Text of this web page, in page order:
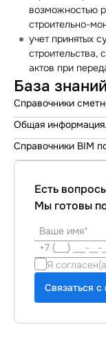
возможностью
строительно-
учет принятых
строительства,
актов при
База знаний
Справочники
Общая
Справочники BIM
Есть
Мы готовы
Я
Связаться с